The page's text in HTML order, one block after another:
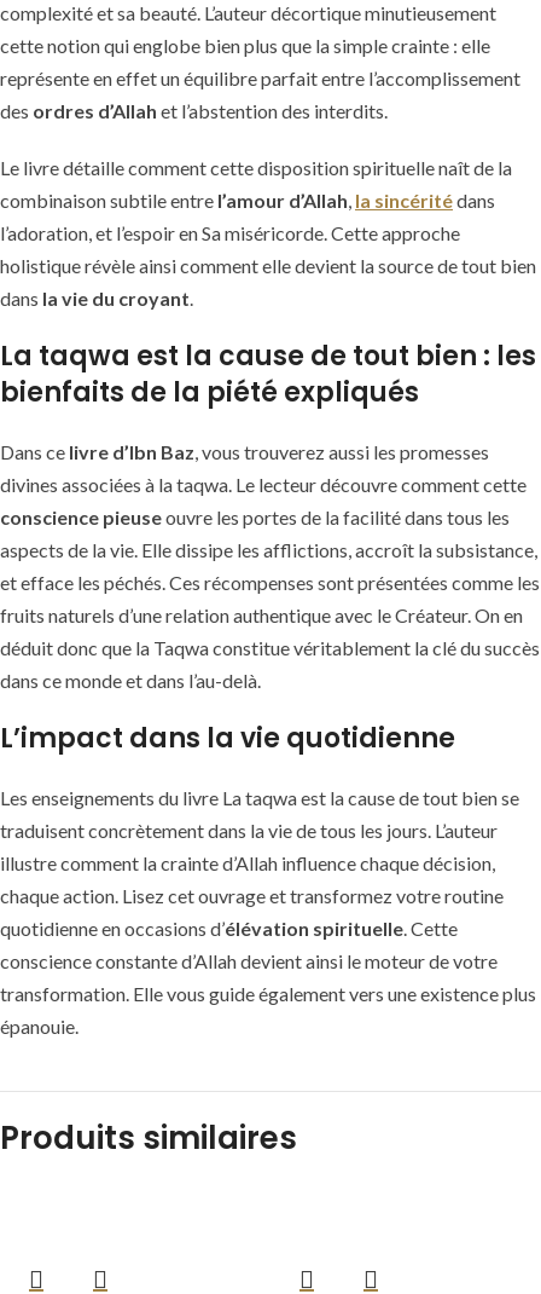
complexité et sa beauté. L’auteur décortique minutieusement
cette notion qui englobe bien plus que la simple crainte : elle
représente en effet un équilibre parfait entre l’accomplissement
des ordres d’Allah et l’abstention des interdits.
Le livre détaille comment cette disposition spirituelle naît de la
combinaison subtile entre l’amour d’Allah, la sincéritédans
l’adoration, et l’espoir en Sa miséricorde. Cette approche
holistique révèle ainsi comment elle devient la source de tout bien
dans la vie du croyant.
La taqwa est la cause de tout bien : les
bienfaits de la piété expliqués
Dans ce livre d’Ibn Baz, vous trouverez aussi les promesses
divines associées à la taqwa. Le lecteur découvre comment cette
conscience pieuseouvre les portes de la facilité dans tous les
aspects de la vie. Elle dissipe les afflictions, accroît la subsistance,
et efface les péchés. Ces récompenses sont présentées comme les
fruits naturels d’une relation authentique avec le Créateur. On en
déduit donc que la Taqwa constitue véritablement la clé du succès
dans ce monde et dans l’au-delà.
L’impact dans la vie quotidienne
Les enseignements du livre La taqwa est la cause de tout bien se
traduisent concrètement dans la vie de tous les jours. L’auteur
illustre comment la crainte d’Allah influence chaque décision,
chaque action. Lisez cet ouvrage et transformez votre routine
quotidienne en occasions d’élévation spirituelle. Cette
conscience constante d’Allah devient ainsi le moteur de votre
transformation. Elle vous guide également vers une existence plus
épanouie.
Produits similaires